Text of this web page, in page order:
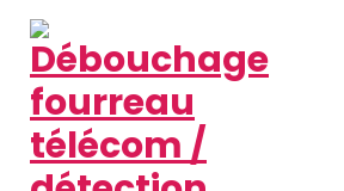
contenu